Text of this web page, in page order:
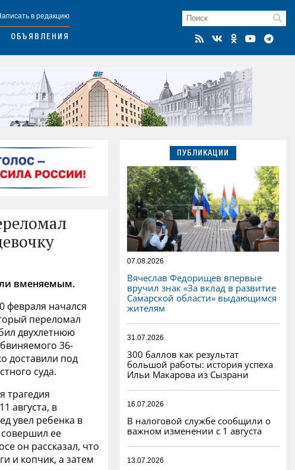
в редакцию
ОБЪЯВЛЕНИЯ
вменяемым.
февраля начался
переломал
двухлетнюю
36-
доставили под
суда.
трагедия
августа, в
увел ребенка в
ее
он рассказал, что
и копчик, а затем
ПУБЛИКАЦИИ
07.08.2026
Вячеслав Федорищев впервые
вручил знак «За вклад в развитие
Самарской области» выдающимся
жителям
31.07.2026
300 баллов как результат
большой работы: история успеха
Ильи Макарова из Сызрани
16.07.2026
В налоговой службе сообщили о
важном изменении с 1 августа
13.07.2026